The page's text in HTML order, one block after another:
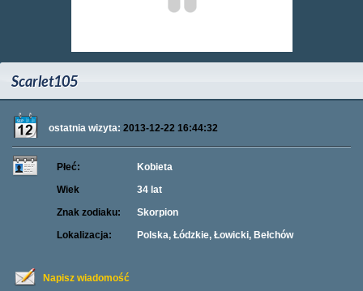
Scarlet105
ostatnia wizyta: 2013-12-22 16:44:32
Napisz wiadomość
Płeć:
Kobieta
Wiek
34 lat
Znak zodiaku:
Skorpion
Lokalizacja:
Polska, Łódzkie, Łowicki, Bełchów